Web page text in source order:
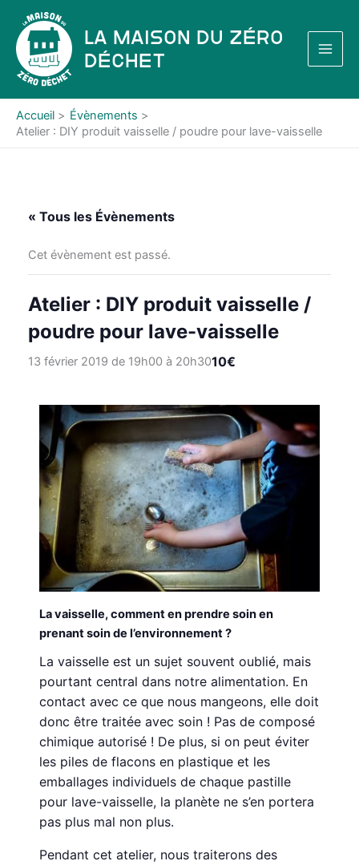
contenu
La Maison du Zéro
Déchet
Accueil
Évènements
Atelier : DIY produit vaisselle / poudre pour lave-vaisselle
« Tous les Évènements
Cet évènement est passé.
Atelier : DIY produit vaisselle /
poudre pour lave-vaisselle
13 février 2019 de 19h00à 20h3010€
La vaisselle, comment en prendre soin en
prenant soin de l’environnement ?
La vaisselle est un sujet souvent oublié, mais
pourtant central dans notre alimentation. En
contact avec ce que nous mangeons, elle doit
donc être traitée avec soin ! Pas de composé
chimique autorisé ! De plus, si on peut éviter
les piles de flacons en plastique et les
emballages individuels de chaque pastille
pour lave-vaisselle, la planète ne s’en portera
pas plus mal non plus.
Pendant cet atelier, nous traiterons des